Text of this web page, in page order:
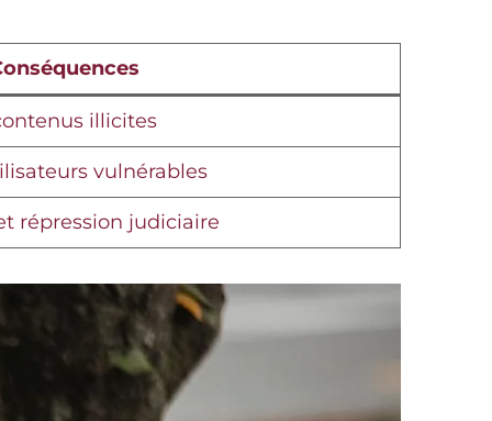
illicites
vulnérables
répression judiciaire